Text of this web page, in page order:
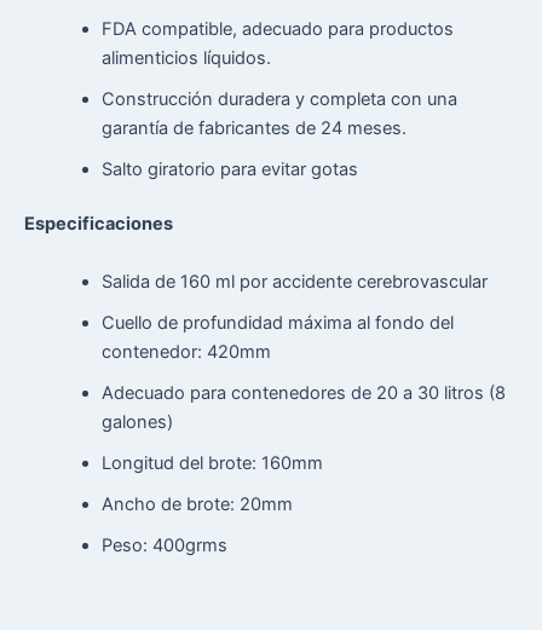
FDA compatible, adecuado para productos
alimenticios líquidos.
Construcción duradera y completa con una
garantía de fabricantes de 24 meses.
Salto giratorio para evitar gotas
Especificaciones
Salida de 160 ml por accidente cerebrovascular
Cuello de profundidad máxima al fondo del
contenedor: 420mm
Adecuado para contenedores de 20 a 30 litros (8
galones)
Longitud del brote: 160mm
Ancho de brote: 20mm
Peso: 400grms